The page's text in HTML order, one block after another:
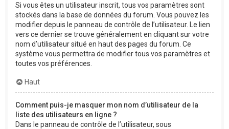
Si vous êtes un utilisateur inscrit, tous vos paramètres sont
stockés dans la base de données du forum. Vous pouvez les
modifier depuis le panneau de contrôle de l’utilisateur. Le lien
vers ce dernier se trouve généralement en cliquant sur votre
nom d’utilisateur situé en haut des pages du forum. Ce
système vous permettra de modifier tous vos paramètres et
toutes vos préférences.
Haut
Comment puis-je masquer mon nom d’utilisateur de la
liste des utilisateurs en ligne ?
Dans le panneau de contrôle de l’utilisateur, sous